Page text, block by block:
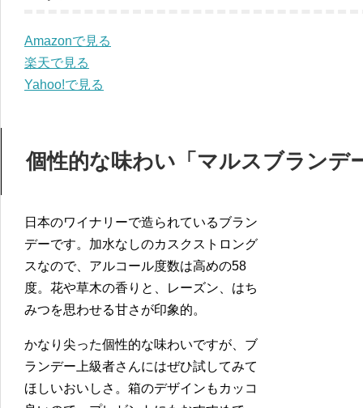
Amazonで見る
楽天で見る
Yahoo!で見る
個性的な味わい「マルスブランデ
日本のワイナリーで造られているブラン
デーです。加水なしのカスクストロング
スなので、アルコール度数は高めの58
度。花や草木の香りと、レーズン、はち
みつを思わせる甘さが印象的。
かなり尖った個性的な味わいですが、ブ
ランデー上級者さんにはぜひ試してみて
ほしいおいしさ。箱のデザインもカッコ